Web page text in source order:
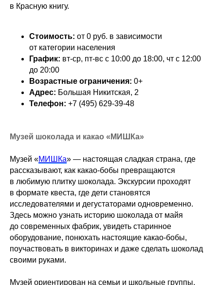
в Красную книгу.
Стоимость: от 0 руб. в зависимости
от категории населения
График: вт-ср, пт-вс с 10:00 до 18:00, чт с 12:00
до 20:00
Возрастные ограничения: 0+
Адрес: Большая Никитская, 2
Телефон: +7 (495) 629-39-48
Музей шоколада и какао «МИШКа»
Музей «МИШКа» — настоящая сладкая страна, где
рассказывают, как какао-бобы превращаются
в любимую плитку шоколада. Экскурсии проходят
в формате квеста, где дети становятся
исследователями и дегустаторами одновременно.
Здесь можно узнать историю шоколада от майя
до современных фабрик, увидеть старинное
оборудование, понюхать настоящие какао-бобы,
поучаствовать в викторинах и даже сделать шоколад
своими руками.
Музей ориентирован на семьи и школьные группы,